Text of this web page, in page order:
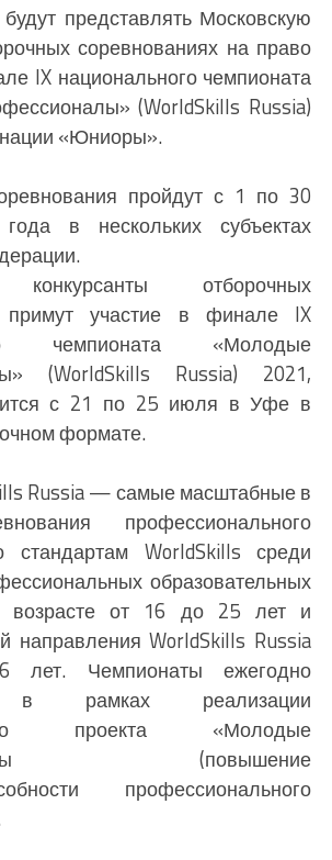
представлять Московскую
соревнованиях на право
IX национального чемпионата
(WorldSkills Russia)
«Юниоры».
пройдут с 1 по 30
в нескольких субъектах
конкурсанты отборочных
примут участие в финале IX
чемпионата «Молодые
(WorldSkills Russia) 2021,
с 21 по 25 июля в Уфе в
формате.
Russia — самые масштабные в
профессионального
стандартам WorldSkills среди
образовательных
возрасте от 16 до 25 лет и
направления WorldSkills Russia
лет. Чемпионаты ежегодно
в рамках реализации
проекта «Молодые
(повышение
профессионального